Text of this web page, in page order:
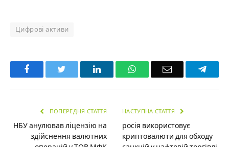
Цифрові активи
Facebook LinkedInWhatsAppEmail
ПОПЕРЕДНЯ СТАТТЯ
НБУ анулював ліцензію на
здійснення валютних
НАСТУПНА СТАТТЯ
росія використовує
криптовалюти для обходу